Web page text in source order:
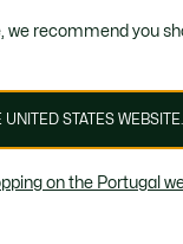
recommend you
STATES WEBSITE.
on the Portugal